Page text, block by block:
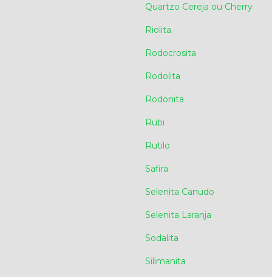
Quartzo Cereja ou Cherry
Riolita
Rodocrosita
Rodolita
Rodonita
Rubi
Rutilo
Safira
Selenita Canudo
Selenita Laranja
Sodalita
Silimanita